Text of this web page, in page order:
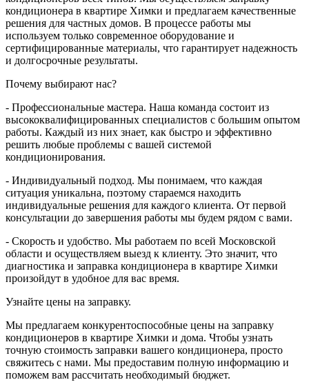
кондиционера в квартире Химки и предлагаем качественные
решения для частных домов. В процессе работы мы
используем только современное оборудование и
сертифицированные материалы, что гарантирует надежность
и долгосрочные результаты.
Почему выбирают нас?
- Профессиональные мастера. Наша команда состоит из
высококвалифицированных специалистов с большим опытом
работы. Каждый из них знает, как быстро и эффективно
решить любые проблемы с вашей системой
кондиционирования.
- Индивидуальный подход. Мы понимаем, что каждая
ситуация уникальна, поэтому стараемся находить
индивидуальные решения для каждого клиента. От первой
консультации до завершения работы мы будем рядом с вами.
- Скорость и удобство. Мы работаем по всей Московской
области и осуществляем выезд к клиенту. Это значит, что
диагностика и заправка кондиционера в квартире Химки
произойдут в удобное для вас время.
Узнайте цены на заправку.
Мы предлагаем конкурентоспособные цены на заправку
кондиционеров в квартире Химки и дома. Чтобы узнать
точную стоимость заправки вашего кондиционера, просто
свяжитесь с нами. Мы предоставим полную информацию и
поможем вам рассчитать необходимый бюджет.